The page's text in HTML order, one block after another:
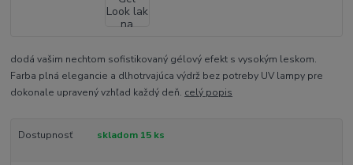
dodá vašim nechtom sofistikovaný gélový efekt s vysokým leskom.
Farba plná elegancie a dlhotrvajúca výdrž bez potreby UV lampy pre
dokonale upravený vzhľad každý deň. celý popis
Dostupnosť skladom 15 ks